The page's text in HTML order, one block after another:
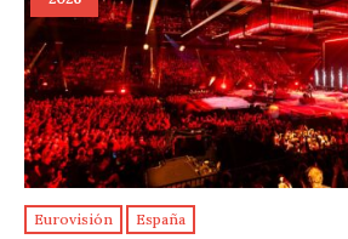
Eurovisión España